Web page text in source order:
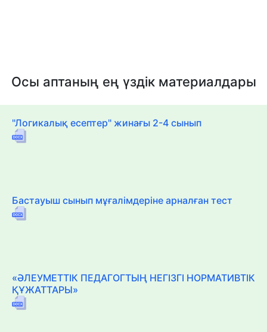
Осы аптаның ең үздік материалдары
"Логикалық есептер" жинағы 2-4 сынып
Бастауыш сынып мұғалімдеріне арналған тест
«ӘЛЕУМЕТТІК ПЕДАГОГТЫҢ НЕГІЗГІ НОРМАТИВТІК
ҚҰЖАТТАРЫ»